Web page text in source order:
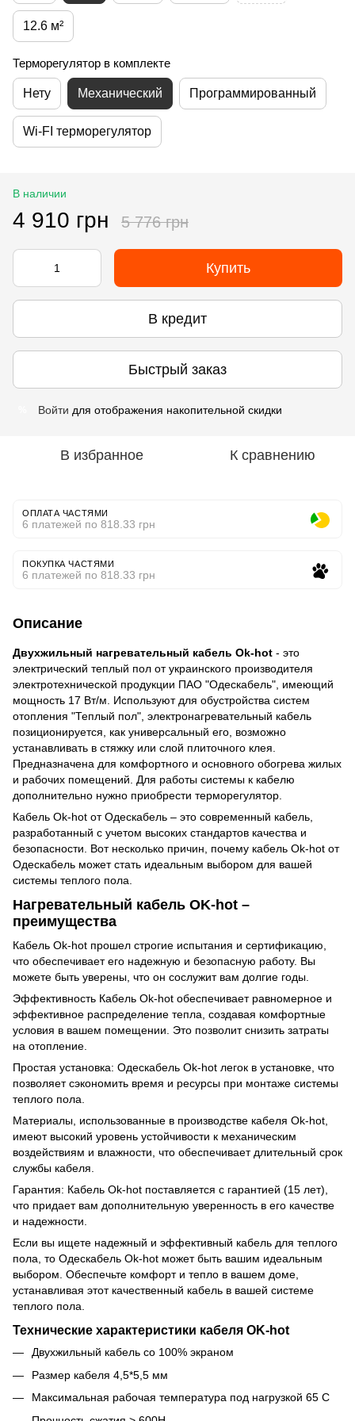
12.6 м²
Терморегулятор в комплекте
Нету Механический Программированный
Wi-FI терморегулятор
В наличии
4 910 грн 5 776 грн
Купить
В кредит
Быстрый заказ
Войти для отображения накопительной скидки
В избранное К сравнению
ОПЛАТА ЧАСТЯМИ
6 платежей по 818.33 грн
ПОКУПКА ЧАСТЯМИ
6 платежей по 818.33 грн
Описание
Двухжильный нагревательный кабель Ok-hot - это
электрический теплый пол от украинского производителя
электротехнической продукции ПАО "Одескабель", имеющий
мощность 17 Вт/м. Используют для обустройства систем
отопления "Теплый пол", электронагревательный кабель
позиционируется, как универсальный его, возможно
устанавливать в стяжку или слой плиточного клея.
Предназначена для комфортного и основного обогрева жилых
и рабочих помещений. Для работы системы к кабелю
дополнительно нужно приобрести терморегулятор.
Кабель Ok-hot от Одескабель – это современный кабель,
разработанный с учетом высоких стандартов качества и
безопасности. Вот несколько причин, почему кабель Ok-hot от
Одескабель может стать идеальным выбором для вашей
системы теплого пола.
Нагревательный кабель OK-hot –
преимущества
Кабель Ok-hot прошел строгие испытания и сертификацию,
что обеспечивает его надежную и безопасную работу. Вы
можете быть уверены, что он сослужит вам долгие годы.
Эффективность Кабель Ok-hot обеспечивает равномерное и
эффективное распределение тепла, создавая комфортные
условия в вашем помещении. Это позволит снизить затраты
на отопление.
Простая установка: Одескабель Ok-hot легок в установке, что
позволяет сэкономить время и ресурсы при монтаже системы
теплого пола.
Материалы, использованные в производстве кабеля Ok-hot,
имеют высокий уровень устойчивости к механическим
воздействиям и влажности, что обеспечивает длительный срок
службы кабеля.
Гарантия: Кабель Ok-hot поставляется с гарантией (15 лет),
что придает вам дополнительную уверенность в его качестве
и надежности.
Если вы ищете надежный и эффективный кабель для теплого
пола, то Одескабель Ok-hot может быть вашим идеальным
выбором. Обеспечьте комфорт и тепло в вашем доме,
устанавливая этот качественный кабель в вашей системе
теплого пола.
Технические характеристики кабеля OK-hot
Двухжильный кабель со 100% экраном
Размер кабеля 4,5*5,5 мм
Максимальная рабочая температура под нагрузкой 65 С